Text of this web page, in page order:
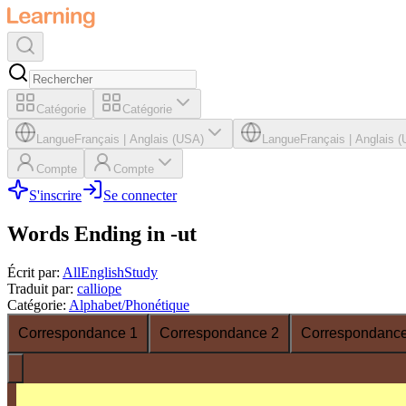
Catégorie Catégorie
LangueFrançais Anglais (USA) LangueFrançais Anglais
Compte Compte
S'inscrire Se connecter
Words Ending in -ut
Écrit par: AllEnglishStudy
Traduit par: calliope
Catégorie: Alphabet/Phonétique
Correspondance 1
Correspondance 2